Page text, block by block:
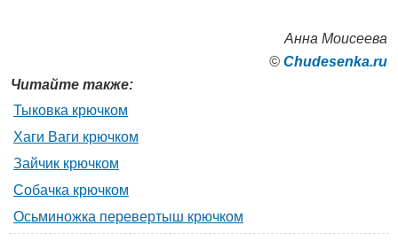
Анна Моисеева
© Сhudesenka.ru
Читайте также:
Тыковка крючком
Хаги Ваги крючком
Зайчик крючком
Собачка крючком
Осьминожка перевертыш крючком